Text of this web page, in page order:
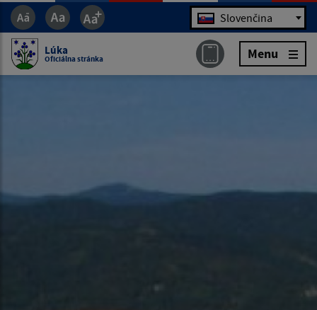
Jazyk Slovenčina
Lúka
Oficiálna stránka Menu